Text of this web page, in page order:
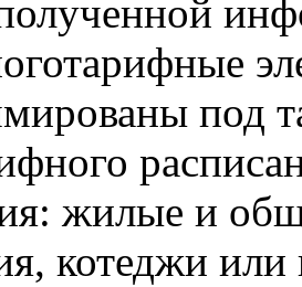
под
жилые и
котеджи или